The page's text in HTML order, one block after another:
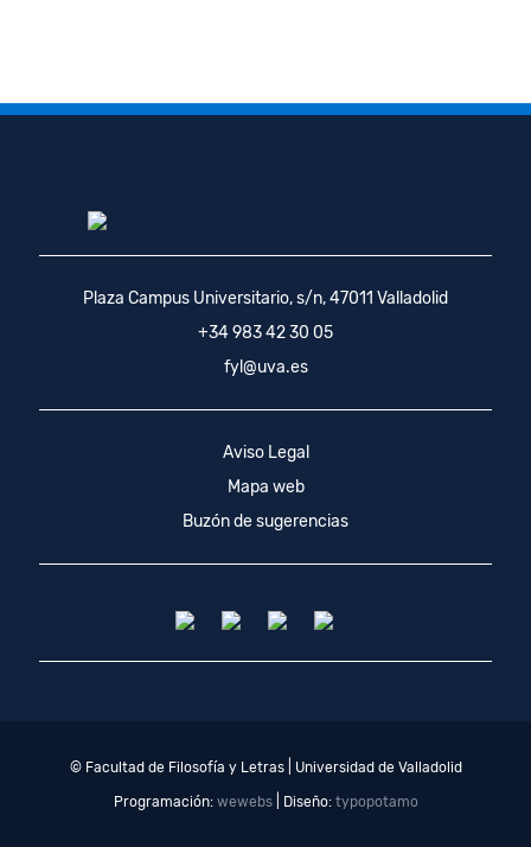
Plaza Campus Universitario, s/n, 47011 Valladolid
+34 983 42 30 05
fyl@uva.es
Aviso Legal
Mapa web
Buzón de sugerencias
© Facultad de Filosofía y Letras | Universidad de Valladolid
Programación: wewebs| Diseño: typopotamo